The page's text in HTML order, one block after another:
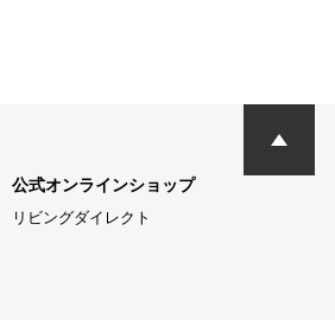
公式オンラインショップ
リビングダイレクト